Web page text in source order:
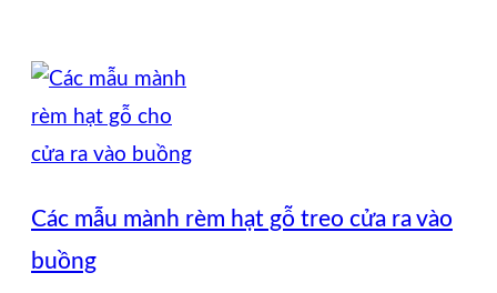
Các mẫu mành rèm hạt gỗ treo cửa ra vào
buồng